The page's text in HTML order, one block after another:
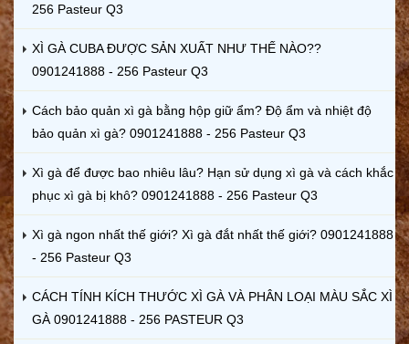
256 Pasteur Q3
XÌ GÀ CUBA ĐƯỢC SẢN XUẤT NHƯ THẾ NÀO??
0901241888 - 256 Pasteur Q3
Cách bảo quản xì gà bằng hộp giữ ẩm? Độ ẩm và nhiệt độ
bảo quản xì gà? 0901241888 - 256 Pasteur Q3
Xì gà để được bao nhiêu lâu? Hạn sử dụng xì gà và cách khắc
phục xì gà bị khô? 0901241888 - 256 Pasteur Q3
Xì gà ngon nhất thế giới? Xì gà đắt nhất thế giới? 0901241888
- 256 Pasteur Q3
CÁCH TÍNH KÍCH THƯỚC XÌ GÀ VÀ PHÂN LOẠI MÀU SẮC XÌ
GÀ 0901241888 - 256 PASTEUR Q3